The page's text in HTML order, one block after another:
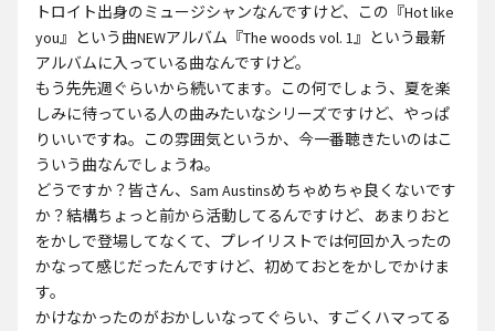
トロイト出身のミュージシャンなんですけど、この『Hot like
you』という曲NEWアルバム『The woods vol. 1』という最新
アルバムに入っている曲なんですけど。
もう先先週ぐらいから続いてます。この何でしょう、夏を楽
しみに待っている人の曲みたいなシリーズですけど、やっぱ
りいいですね。この雰囲気というか、今一番聴きたいのはこ
ういう曲なんでしょうね。
どうですか？皆さん、Sam Austinsめちゃめちゃ良くないです
か？結構ちょっと前から活動してるんですけど、あまりおと
をかしで登場してなくて、プレイリストでは何回か入ったの
かなって感じだったんですけど、初めておとをかしでかけま
す。
かけなかったのがおかしいなってぐらい、すごくハマってる